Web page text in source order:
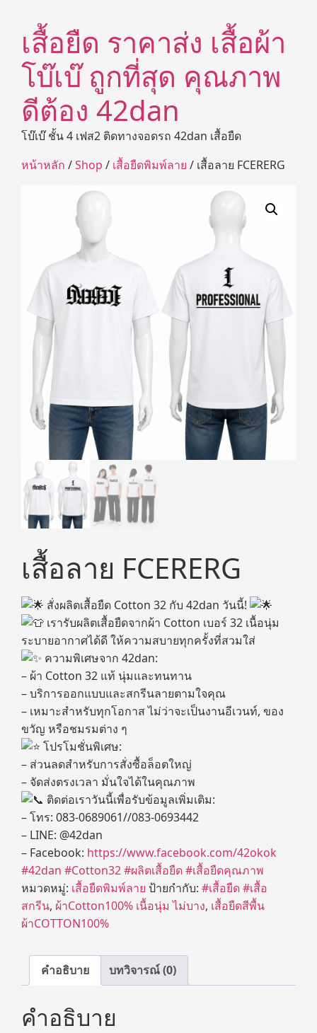
เสื้อยืด ราคาส่ง เสื้อผ้า
โบ๊เบ๊ ถูกที่สุด คุณภาพ
ดีต้อง 42dan
โบ๊เบ๊ ชั้น 4 เฟส2 ติดทางจอดรถ 42dan เสื้อยืด
หน้าหลัก /Shop / เสื้อยืดพิมพ์ลาย / เสื้อลาย FCERERG
เสื้อลาย FCERERG
สั่งผลิตเสื้อยืด Cotton 32 กับ 42dan วันนี้!
เรารับผลิตเสื้อยืดจากผ้า Cotton เบอร์ 32 เนื้อนุ่ม
ระบายอากาศได้ดี ให้ความสบายทุกครั้งที่สวมใส่
ความพิเศษจาก 42dan:
– ผ้า Cotton 32 แท้ นุ่มและทนทาน
– บริการออกแบบและสกรีนลายตามใจคุณ
– เหมาะสำหรับทุกโอกาส ไม่ว่าจะเป็นงานอีเวนท์, ของ
ขวัญ หรือชมรมต่าง ๆ
โปรโมชั่นพิเศษ:
– ส่วนลดสำหรับการสั่งซื้อล็อตใหญ่
– จัดส่งตรงเวลา มั่นใจได้ในคุณภาพ
ติดต่อเราวันนี้เพื่อรับข้อมูลเพิ่มเติม:
– โทร: 083-0689061//083-0693442
– LINE: @42dan
– Facebook: https://www.facebook.com/42okok
#42dan #Cotton32#ผลิตเสื้อยืด#เสื้อยืดคุณภาพ
หมวดหมู่: เสื้อยืดพิมพ์ลาย ป้ายกำกับ: #เสื้อยืด #เสื้อ
สกรีน, ผ้าCotton100% เนื้อนุ่ม ไม่บาง, เสื้อยืดสีพื้น
ผ้าCOTTON100%
คำอธิบาย บทวิจารณ์ (0)
คำอธิบาย